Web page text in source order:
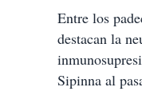
Entre los
destacan la
Sipinna al